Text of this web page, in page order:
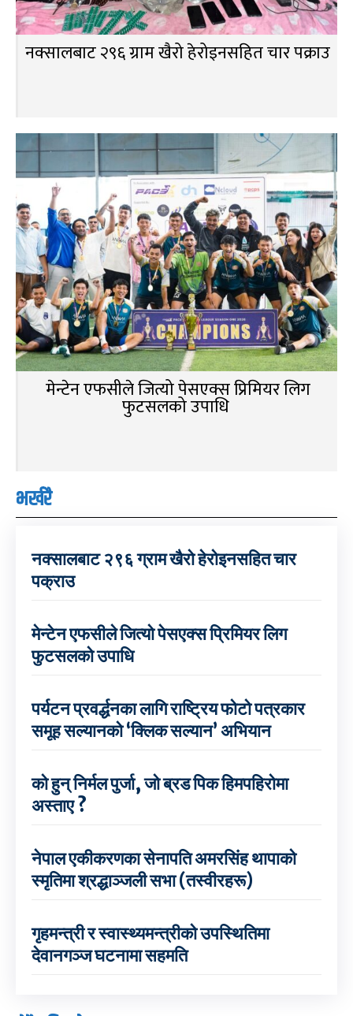
नक्सालबाट २९६ ग्राम खैरो हेरोइनसहित चार पक्राउ
मेन्टेन एफसीले जित्यो पेसएक्स प्रिमियर लिग
फुटसलको उपाधि
भर्खरै
नक्सालबाट २९६ ग्राम खैरो हेरोइनसहित चार
पक्राउ
मेन्टेन एफसीले जित्यो पेसएक्स प्रिमियर लिग
फुटसलको उपाधि
पर्यटन प्रवर्द्धनका लागि राष्ट्रिय फोटो पत्रकार
समूह सल्यानको ‘क्लिक सल्यान’ अभियान
को हुन् निर्मल पुर्जा, जो ब्रड पिक हिमपहिरोमा
अस्ताए ?
नेपाल एकीकरणका सेनापति अमरसिंह थापाको
स्मृतिमा श्रद्धाञ्जली सभा (तस्वीरहरू)
गृहमन्त्री र स्वास्थ्यमन्त्रीको उपस्थितिमा
देवानगञ्ज घटनामा सहमति